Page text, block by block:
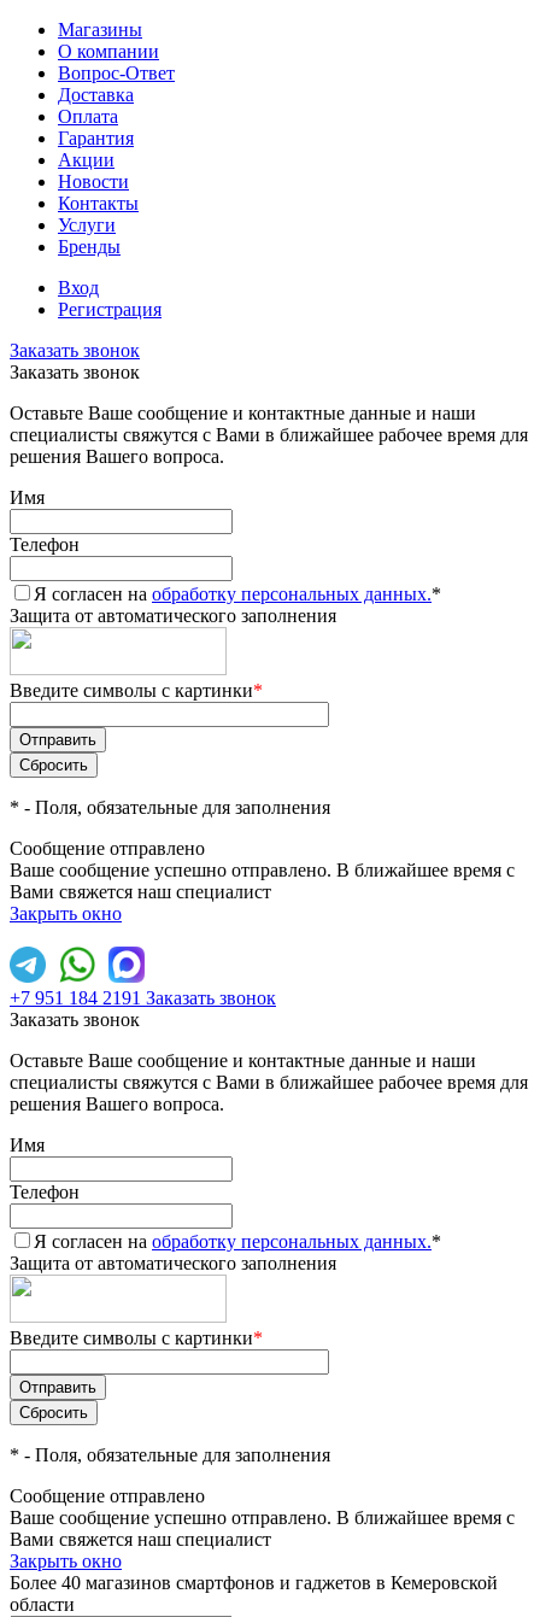
Магазины
О компании
Вопрос-Ответ
Доставка
Оплата
Гарантия
Акции
Новости
Контакты
Услуги
Бренды
Вход
Регистрация
Заказать звонок
Заказать звонок
Оставьте Ваше сообщение и контактные данные и наши
специалисты свяжутся с Вами в ближайшее рабочее время для
решения Вашего вопроса.
Имя
Телефон
Я согласен на обработку персональных данных.*
Защита от автоматического заполнения
Введите символы с картинки*
* - Поля, обязательные для заполнения
Сообщение отправлено
Ваше сообщение успешно отправлено. В ближайшее время с
Вами свяжется наш специалист
Закрыть окно
+7 951 184 2191 Заказать звонок
Заказать звонок
Оставьте Ваше сообщение и контактные данные и наши
специалисты свяжутся с Вами в ближайшее рабочее время для
решения Вашего вопроса.
Имя
Телефон
Я согласен на обработку персональных данных.*
Защита от автоматического заполнения
Введите символы с картинки*
* - Поля, обязательные для заполнения
Сообщение отправлено
Ваше сообщение успешно отправлено. В ближайшее время с
Вами свяжется наш специалист
Закрыть окно
Более 40 магазинов смартфонов и гаджетов в Кемеровской
области